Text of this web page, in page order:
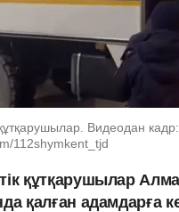
Видеодан кадр:
112shymkent_tjd
құтқарушылар
қалған адамдарға